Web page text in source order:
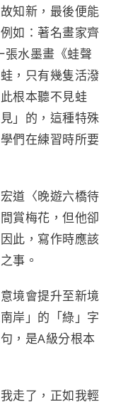
知新，最後便能
如：著名畫家齊
水墨畫《蛙聲
，只有幾隻活潑
根本聽不見蛙
」的，這種特殊
們在練習時所要
道〈晚遊六橋待
賞梅花，但他卻
此，寫作時應該
事。
境會提升至新境
岸」的「綠」字
，是A級分根本
走了，正如我輕